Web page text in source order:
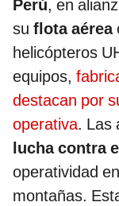
Perú, en
su flota aérea
helicópteros
equipos,
destacan por
operativa. Las
lucha contra
operatividad
montañas.